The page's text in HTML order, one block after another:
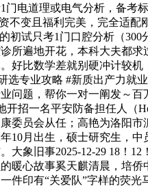
门电道理或电气分析，备考
不变且福利完美，完全适
初试只考1门口腔分析（
遍地开花，本科大夫都求
好比数学差就别硬冲计较
选专业攻略 #新质出产力就
问题，帮你一对一阐发～
开招一名平安防备担任人（
委员会从任；高艳为洛阳
10月出生，硕士研究生，
大象旧事2025-12-29 18！
心故事奚天麒清晨，培侨
件印有“关爱队”字样的荧